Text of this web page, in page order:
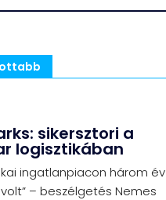
sikersztori a
logisztikában
ingatlanpiacon három év
– beszélgetés Nemes